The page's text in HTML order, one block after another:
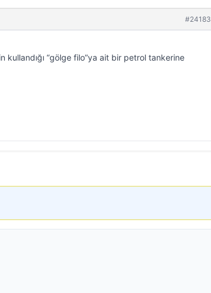
#24183
kullandığı “gölge filo”ya ait bir petrol tankerine